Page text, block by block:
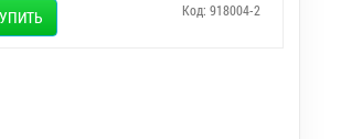
Код: 918004-2